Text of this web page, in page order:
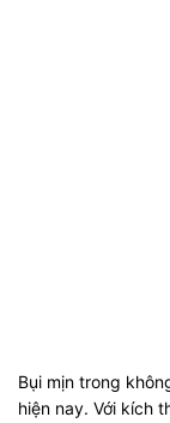
Bụi mịn trong
hiện nay. Với kích